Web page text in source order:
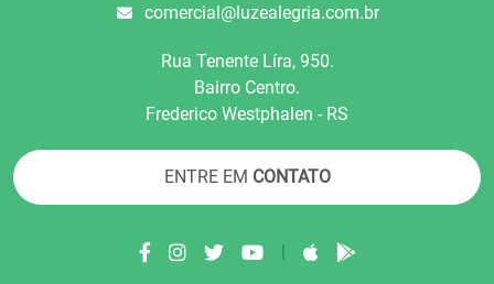
comercial@luzealegria.com.br
Rua Tenente Líra, 950.
Bairro Centro.
Frederico Westphalen - RS
ENTRE EM CONTATO
|